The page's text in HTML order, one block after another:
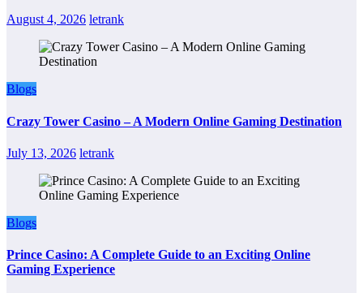
August 4, 2026 letrank
Blogs
Crazy Tower Casino – A Modern Online Gaming Destination
July 13, 2026 letrank
Blogs
Prince Casino: A Complete Guide to an Exciting Online
Gaming Experience